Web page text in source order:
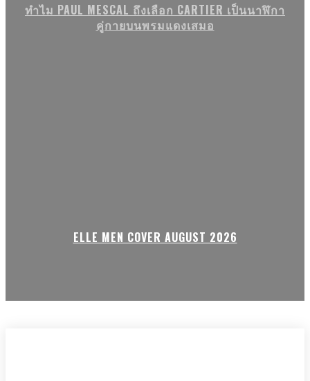
ทำไม PAUL MESCAL ถึงเลือก CARTIER เป็นนาฬิกา
คู่กายบนพรมแดงเสมอ
ELLE MEN COVER AUGUST 2026